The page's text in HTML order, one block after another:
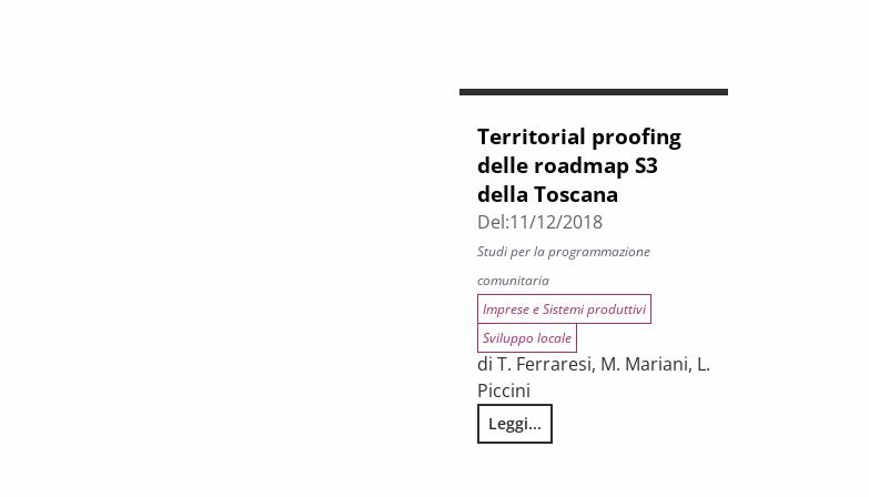
Territorial proofing
delle roadmap S3
della Toscana
Del:11/12/2018
Studi per la programmazione
comunitaria
Imprese e Sistemi produttivi
Sviluppo locale
di T. Ferraresi, M. Mariani, L.
Piccini
Leggi...
Territorial proofing delle roadmap S3 della Toscana